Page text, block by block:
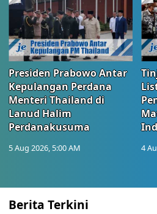
Presiden Prabowo Antar
Kepulangan Perdana
Menteri Thailand di
Lanud Halim
Perdanakusuma
5 Aug 2026, 5:00 AM 4
Berita Terkini